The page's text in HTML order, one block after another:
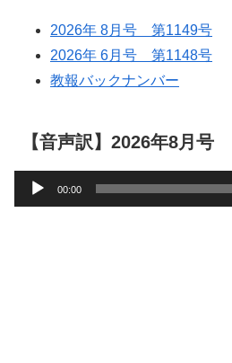
2026年 8月号 第1149号
2026年 6月号 第1148号
教報バックナンバー
【音声訳】2026年8月号
声
00:00